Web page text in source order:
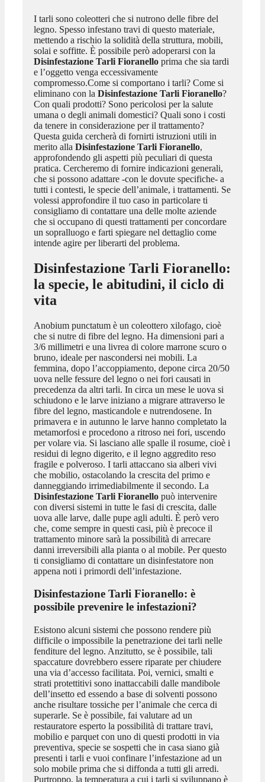
I tarli sono coleotteri che si nutrono delle fibre del
legno. Spesso infestano travi di questo materiale,
mettendo a rischio la solidità della struttura, mobili,
solai e soffitte. È possibile però adoperarsi con la
Disinfestazione Tarli Fioranelloprima che sia tardi
e l’oggetto venga eccessivamente
compromesso.Come si comportano i tarli? Come si
eliminano con la Disinfestazione Tarli Fioranello?
Con quali prodotti? Sono pericolosi per la salute
umana o degli animali domestici? Quali sono i costi
da tenere in considerazione per il trattamento?
Questa guida cercherà di fornirti istruzioni utili in
merito alla Disinfestazione Tarli Fioranello,
approfondendo gli aspetti più peculiari di questa
pratica. Cercheremo di fornire indicazioni generali,
che si possono adattare -con le dovute specifiche- a
tutti i contesti, le specie dell’animale, i trattamenti. Se
volessi approfondire il tuo caso in particolare ti
consigliamo di contattare una delle molte aziende
che si occupano di questi trattamenti per concordare
un sopralluogo e farti spiegare nel dettaglio come
intende agire per liberarti del problema.
Disinfestazione Tarli Fioranello:
la specie, le abitudini, il ciclo di
vita
Anobium punctatum è un coleottero xilofago, cioè
che si nutre di fibre del legno. Ha dimensioni pari a
3/6 millimetri e una livrea di colore marrone scuro o
bruno, ideale per nascondersi nei mobili. La
femmina, dopo l’accoppiamento, depone circa 20/50
uova nelle fessure del legno o nei fori causati in
precedenza da altri tarli. In circa un mese le uova si
schiudono e le larve iniziano a migrare attraverso le
fibre del legno, masticandole e nutrendosene. In
primavera e in autunno le larve hanno completato la
metamorfosi e procedono a ritroso nei fori, uscendo
per volare via. Si lasciano alle spalle il rosume, cioè i
residui di legno digerito, e il legno aggredito reso
fragile e polveroso. I tarli attaccano sia alberi vivi
che mobilio, ostacolando la crescita del primo e
danneggiando irrimediabilmente il secondo. La
Disinfestazione Tarli Fioranellopuò intervenire
con diversi sistemi in tutte le fasi di crescita, dalle
uova alle larve, dalle pupe agli adulti. È però vero
che, come sempre in questi casi, più è precoce il
trattamento minore sarà la possibilità di arrecare
danni irreversibili alla pianta o al mobile. Per questo
ti consigliamo di contattare un disinfestatore non
appena noti i primordi dell’infestazione.
Disinfestazione Tarli Fioranello: è
possibile prevenire le infestazioni?
Esistono alcuni sistemi che possono rendere più
difficile o impossibile la penetrazione dei tarli nelle
fenditure del legno. Anzitutto, se è possibile, tali
spaccature dovrebbero essere riparate per chiudere
una via d’accesso facilitata. Poi, vernici, smalti e
strati protettitivi sono inattaccabili dalle mandibole
dell’insetto ed essendo a base di solventi possono
anche risultare tossiche per l’animale che cerca di
superarle. Se è possibile, fai valutare ad un
restauratore esperto la possibilità di trattare travi,
mobilio e parquet con uno di questi prodotti in via
preventiva, specie se sospetti che in casa siano già
presenti i tarli e vuoi confinare l’infestazione ad un
solo mobile prima che si diffonda a tutti gli arredi.
Purtroppo, la temperatura a cui i tarli si sviluppano è